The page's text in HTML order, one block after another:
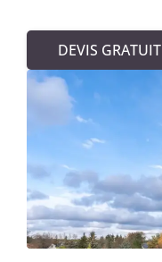
DEVIS GRATUIT